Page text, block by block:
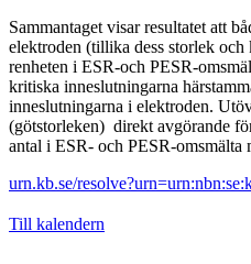
Sammantaget visar resultatet att
elektroden (tillika dess storlek
renheten i ESR-och PESR-
kritiska inneslutningarna
inneslutningarna i elektroden.
(götstorleken) direkt avgörande
antal i ESR- och PESR-omsmälta
urn.kb.se/
Till kalendern